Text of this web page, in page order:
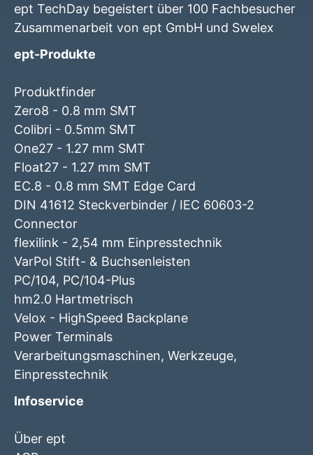
ept TechDay begeistert über 100 Fachbesucher
Zusammenarbeit von ept GmbH und Swelex
ept-Produkte
Produktfinder
Zero8 - 0.8 mm SMT
Colibri - 0.5mm SMT
One27 - 1.27 mm SMT
Float27 - 1.27 mm SMT
EC.8 - 0.8 mm SMT Edge Card
DIN 41612 Steckverbinder / IEC 60603-2
Connector
flexilink - 2,54 mm Einpresstechnik
VarPol Stift- & Buchsenleisten
PC/104, PC/104-Plus
hm2.0 Hartmetrisch
Velox - HighSpeed Backplane
Power Terminals
Verarbeitungsmaschinen, Werkzeuge,
Einpresstechnik
Infoservice
Über ept